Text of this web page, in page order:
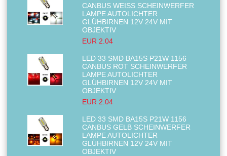
CANBUS WEISS SCHEINWERFER L
AMPE AUTOLICHTER G
LÜHBIRNEN 12V 24V MIT O
BJEKTIV
EUR 2.04
LED 33 SMD BA15S P21W 1156
CANBUS ROT SCHEINWERFER
LAMPE AUTOLICHTER
GLÜHBIRNEN 12V 24V MIT
OBJEKTIV
EUR 2.04
LED 33 SMD BA15S P21W 1156
CANBUS GELB SCHEINWERFER
LAMPE AUTOLICHTER
GLÜHBIRNEN 12V 24V MIT
OBJEKTIV